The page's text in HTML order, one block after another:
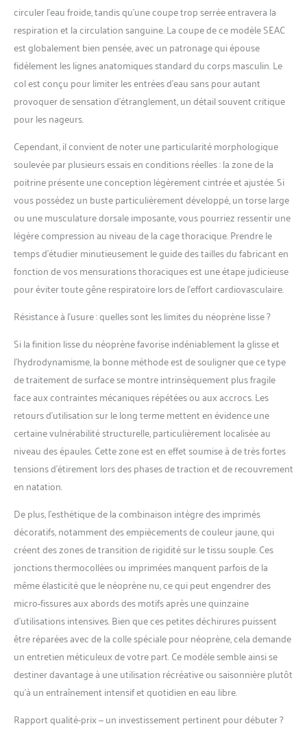
circuler l’eau froide, tandis qu’une coupe trop serrée entravera la
respiration et la circulation sanguine. La coupe de ce modèle SEAC
est globalement bien pensée, avec un patronage qui épouse
fidèlement les lignes anatomiques standard du corps masculin. Le
col est conçu pour limiter les entrées d’eau sans pour autant
provoquer de sensation d’étranglement, un détail souvent critique
pour les nageurs.
Cependant, il convient de noter une particularité morphologique
soulevée par plusieurs essais en conditions réelles : la zone de la
poitrine présente une conception légèrement cintrée et ajustée. Si
vous possédez un buste particulièrement développé, un torse large
ou une musculature dorsale imposante, vous pourriez ressentir une
légère compression au niveau de la cage thoracique. Prendre le
temps d’étudier minutieusement le guide des tailles du fabricant en
fonction de vos mensurations thoraciques est une étape judicieuse
pour éviter toute gêne respiratoire lors de l’effort cardiovasculaire.
Résistance à l’usure : quelles sont les limites du néoprène lisse ?
Si la finition lisse du néoprène favorise indéniablement la glisse et
l’hydrodynamisme, la bonne méthode est de souligner que ce type
de traitement de surface se montre intrinsèquement plus fragile
face aux contraintes mécaniques répétées ou aux accrocs. Les
retours d’utilisation sur le long terme mettent en évidence une
certaine vulnérabilité structurelle, particulièrement localisée au
niveau des épaules. Cette zone est en effet soumise à de très fortes
tensions d’étirement lors des phases de traction et de recouvrement
en natation.
De plus, l’esthétique de la combinaison intègre des imprimés
décoratifs, notamment des empiècements de couleur jaune, qui
créent des zones de transition de rigidité sur le tissu souple. Ces
jonctions thermocollées ou imprimées manquent parfois de la
même élasticité que le néoprène nu, ce qui peut engendrer des
micro-fissures aux abords des motifs après une quinzaine
d’utilisations intensives. Bien que ces petites déchirures puissent
être réparées avec de la colle spéciale pour néoprène, cela demande
un entretien méticuleux de votre part. Ce modèle semble ainsi se
destiner davantage à une utilisation récréative ou saisonnière plutôt
qu’à un entraînement intensif et quotidien en eau libre.
Rapport qualité-prix — un investissement pertinent pour débuter ?